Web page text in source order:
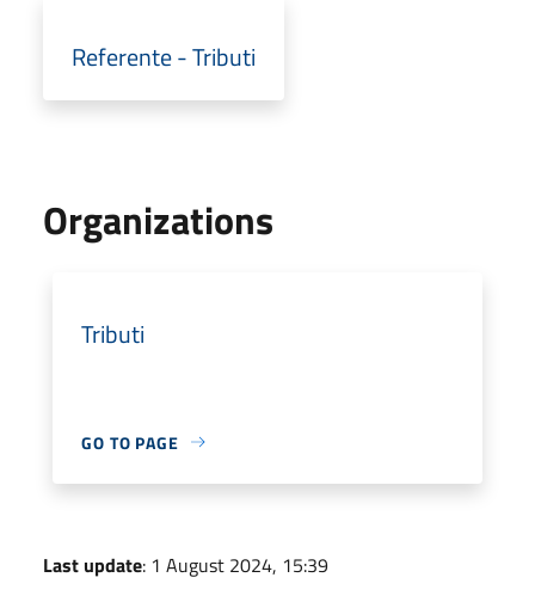
Referente - Tributi
Organizations
Tributi
GO TO PAGE
Last update: 1 August 2024, 15:39